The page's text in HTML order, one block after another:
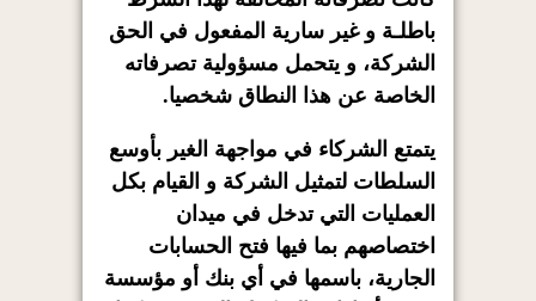
باطلـة و غير سارية المفعول في الحق
الشركة، و يتحمل مسؤولية تصرفاته
الخاصة عن هذا النطاق شخصيا.
يتمتع الشركاء في مواجهة الغير بأوسع
السلطات لتمثيل الشركة و القيام بكل
العمليات التي تدخل في ميدان
اختصاصهم بما فيها فتح الحسابات
الجارية، باسمها في أي بنك أو مؤسسة